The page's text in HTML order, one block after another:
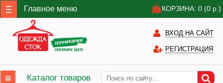
Главное меню КОРЗИНА: 0 (0 р.)
ВХОД НА САЙТ
РЕГИСТРАЦИЯ
Каталог товаров